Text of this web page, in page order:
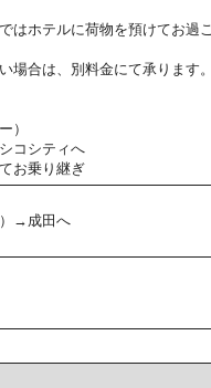
はホテルに荷物を預けてお過
場合は、別料金にて承ります
）
コシティへ
お乗り継ぎ
）→成田へ